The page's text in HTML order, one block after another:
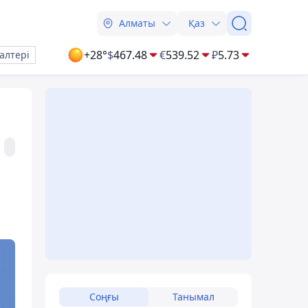
Алматы Қаз
+28°$467.48 €539.52 ₽5.73
Соңғы Танымал